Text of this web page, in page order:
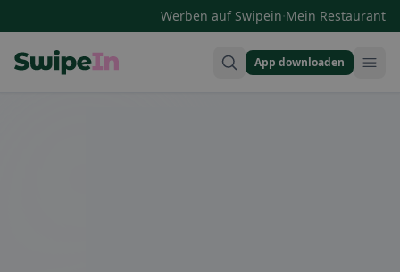
Werben auf Swipein·Mein Restaurant
App downloaden